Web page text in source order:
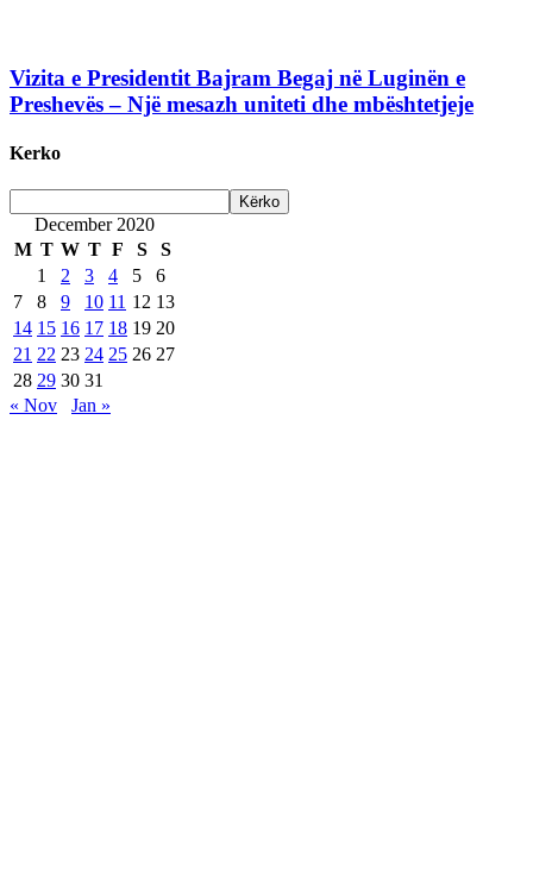
Vizita e Presidentit Bajram Begaj në Luginën e
Preshevës – Një mesazh uniteti dhe mbështetjeje
Kerko
December 2020
M T W T F S
S
1
2 3 4 5
6
7
8 9 10 11 12 13
14 15 16 17 18 19 20
21 22 23 24 25 26 27
28 29 30 31
« Nov
Jan »